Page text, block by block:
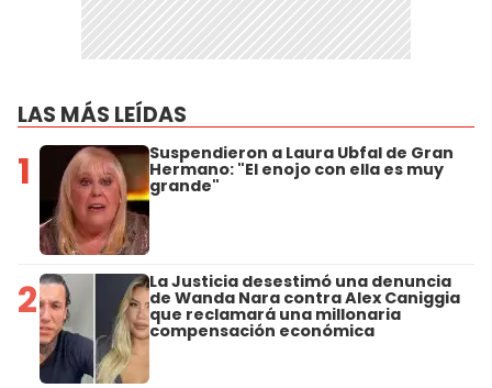
LAS MÁS LEÍDAS
1 Suspendieron a Laura Ubfal de Gran
Hermano: "El enojo con ella es muy
grande"
2 La Justicia desestimó una denuncia
de Wanda Nara contra Alex Caniggia
que reclamará una millonaria
compensación económica